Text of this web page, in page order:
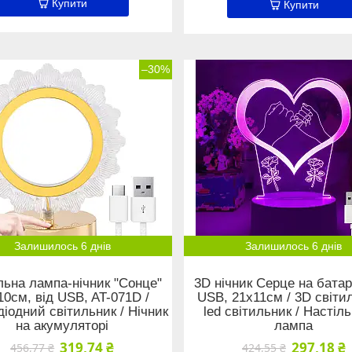
Купити Купити
–30%
Залишилось 6 днів
лампа-нічник "Сонце"
від USB, AT-071D /
світильник / Нічник
на акумуляторі
456,77 ₴ 319,74 ₴
Залишилось 6 днів
3D нічник Серце на
USB, 21х11см / 3D
led світильник /
лампа
424,55 ₴ 297,18 ₴